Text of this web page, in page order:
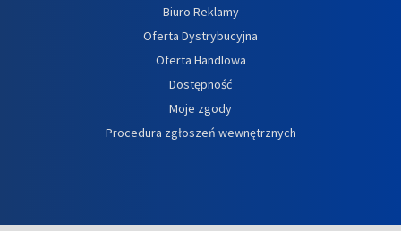
Biuro Reklamy
Oferta Dystrybucyjna
Oferta Handlowa
Dostępność
Moje zgody
Procedura zgłoszeń wewnętrznych